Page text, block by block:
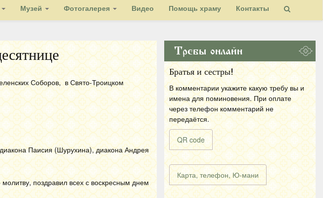
Музей Фотогалерея Видео Помощь храму Контакты
Соборов, в Свято-Троицком
Паисия (Шурухина), диакона Андрея
поздравил всех с воскресным днем
Требы онлайн
Братья и сестры!
В комментарии укажите какую требу вы и
имена для поминовения. При оплате
через телефон комментарий не
передаётся.
QR code
Карта, телефон, Ю-мани